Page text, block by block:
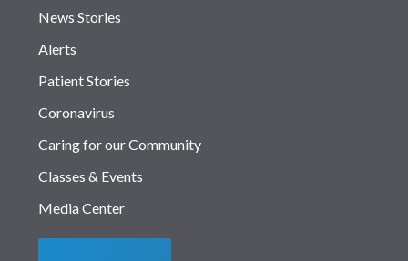
News Stories
Alerts
Patient Stories
Coronavirus
Caring for our Community
Classes & Events
Media Center